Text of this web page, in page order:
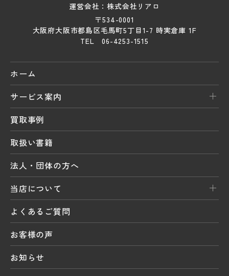
運営会社：株式会社リアロ
〒534-0001
大阪府大阪市都島区毛馬町5丁目1-7 時実倉庫 1F
TEL 06-4253-1515
ホーム
サービス案内
買取事例
取扱い書籍
法人・団体の方へ
当店について
よくあるご質問
お客様の声
お知らせ